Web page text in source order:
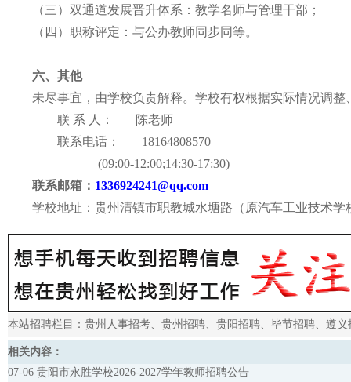
（三） 双通道发展晋升体系：教学名师与管理干部；
（ 四 ） 职称评定：与公办教师同步同等。
六、其他
未尽事宜，由学校负责解释。学校有权根据实际情况调
联 系 人： 陈老师
联系电话：
18164808570
(09:00-12:00;14:30-17:30)
联系邮箱： 1336924241@qq.com
学校地址：贵州清镇市职教城水塘路（原汽车工业技术学
本站招聘栏目： 贵州人事招考、 贵州招聘、 贵阳招聘、 毕节招聘、 遵义
相关内容：
07-06 贵阳市永胜学校2026-2027学年教师招聘公告